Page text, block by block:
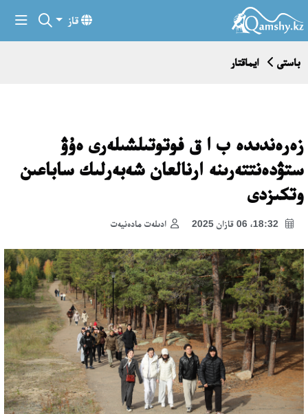
قاز
باستى ايماقتار
زەرەندىدە ب ا ق فوتوتىلشىلەرى ەۇۋ
ستۋدەنتتەرىنە ارنالعان شەبەرلىك ساباعىن
وتكىزدى
ادىلەت مادەنيەت